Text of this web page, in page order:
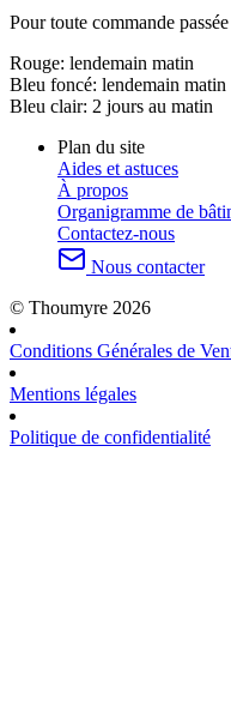
Pour toute commande
Rouge: lendemain matin
Bleu foncé: lendemain matin
Bleu clair: 2 jours au matin
Plan du site
Aides et astuces
À propos
Organigramme de
Contactez-nous
Nous contacter
© Thoumyre 2026
Conditions Générales de
Mentions légales
Politique de confidentialité